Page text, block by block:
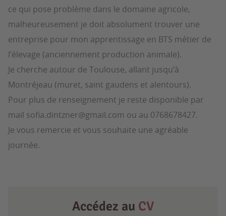
ce qui pose problème dans le domaine agricole,
malheureusement je doit absolument trouver une
entreprise pour mon apprentissage en BTS métier de
l’élevage (anciennement production animale).
Je cherche autour de Toulouse, allant jusqu’à
Montréjeau (muret, saint gaudens et alentours).
Pour plus de renseignement je reste disponible par
mail sofia.dintzner@gmail.com ou au 0768678427.
Je vous remercie et vous souhaite une agréable
journée.
Accédez au CV